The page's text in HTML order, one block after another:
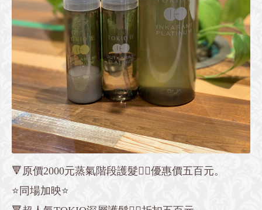
🔻原價2000元蒸氣階段護髮👉🏻優惠價五百元。
⭐️同場加映⭐️